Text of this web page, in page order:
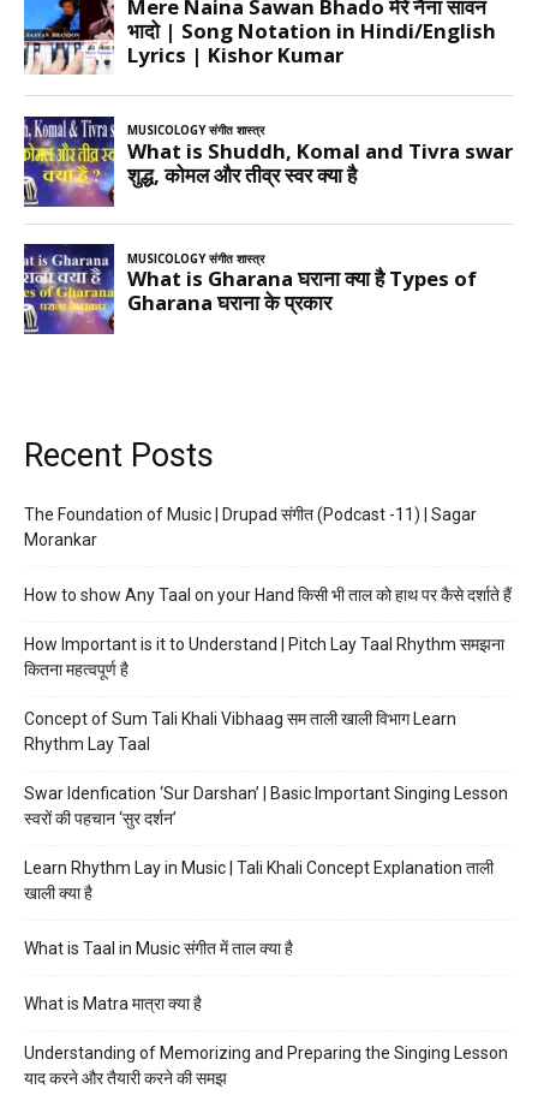
Recent Posts
The Foundation of Music | Drupad संगीत (Podcast -11) | Sagar
Morankar
How to show Any Taal on your Hand किसी भी ताल को हाथ पर कैसे दर्शाते हैं
How Important is it to Understand | Pitch Lay Taal Rhythm समझना
कितना महत्वपूर्ण है
Concept of Sum Tali Khali Vibhaag सम ताली खाली विभाग Learn
Rhythm Lay Taal
Swar Idenfication ‘Sur Darshan’ | Basic Important Singing Lesson
स्वरों की पहचान ‘सुर दर्शन’
Learn Rhythm Lay in Music | Tali Khali Concept Explanation ताली
खाली क्या है
What is Taal in Music संगीत में ताल क्या है
What is Matra मात्रा क्या है
Understanding of Memorizing and Preparing the Singing Lesson
याद करने और तैयारी करने की समझ